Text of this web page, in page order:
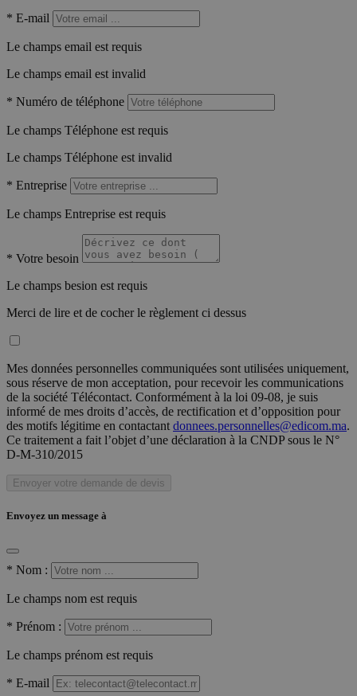
* E-mail
Le champs email est requis
Le champs email est invalid
* Numéro de téléphone
Le champs Téléphone est requis
Le champs Téléphone est invalid
* Entreprise
Le champs Entreprise est requis
* Votre besoin
Le champs besion est requis
Merci de lire et de cocher le règlement ci dessus
Mes données personnelles communiquées sont utilisées uniquement,
sous réserve de mon acceptation, pour recevoir les communications
de la société Télécontact. Conformément à la loi 09-08, je suis
informé de mes droits d’accès, de rectification et d’opposition pour
des motifs légitime en contactant donnees.personnelles@edicom.ma.
Ce traitement a fait l’objet d’une déclaration à la CNDP sous le N°
D-M-310/2015
Envoyer votre demande de devis
Envoyez un message à
* Nom :
Le champs nom est requis
* Prénom :
Le champs prénom est requis
* E-mail